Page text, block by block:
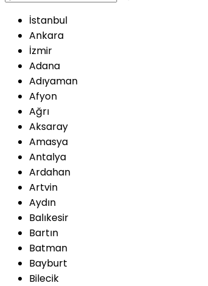
İstanbul
Ankara
İzmir
Adana
Adıyaman
Afyon
Ağrı
Aksaray
Amasya
Antalya
Ardahan
Artvin
Aydın
Balıkesir
Bartın
Batman
Bayburt
Bilecik